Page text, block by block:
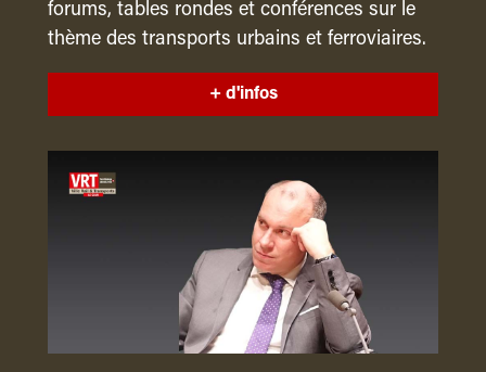
forums, tables rondes et conférences sur le
thème des transports urbains et ferroviaires.
+ d'infos